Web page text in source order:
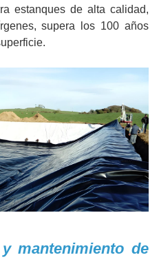
estanques de alta calidad,
supera los 100 años
mantenimiento de